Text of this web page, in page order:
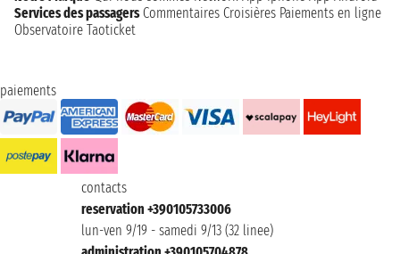
Services des passagers Commentaires Croisières Paiements en ligne
Observatoire Taoticket
paiements
contacts
reservation +390105733006
lun-ven 9/19 - samedi 9/13 (32 linee)